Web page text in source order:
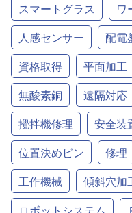
スマートグラス
ワ
人感センサー
配電
資格取得
平面加工
無酸素銅
遠隔対応
攪拌機修理
安全装
位置決めピン
修理
工作機械
傾斜穴加